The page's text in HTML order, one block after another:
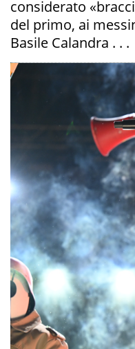
considerato
del primo, ai
Basile Calandra . . .